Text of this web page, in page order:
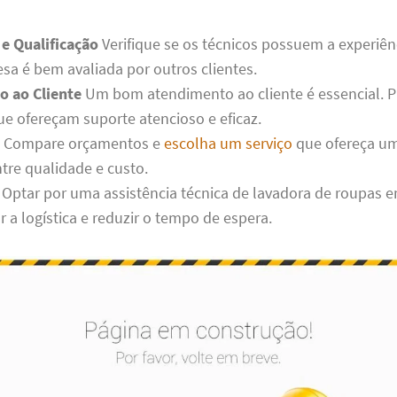
QualificaçãoVerifique se os técnicos possuem a
é bem avaliada por outros clientes.
ao ClienteUm bom atendimento ao cliente é essencial.
ofereçam suporte atencioso e eficaz.
Compare orçamentos eescolha um serviço que ofereça
qualidade e custo.
por uma assistência técnica de lavadora de roupas
a logística e reduzir o tempo de espera.